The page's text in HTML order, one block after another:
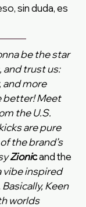
sin duda, es
be the star
and trust us:
and more
better! Meet
the U.S.
are pure
the brand’s
Zionic and the
vibe inspired
Keen
worlds